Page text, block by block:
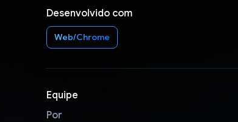
Desenvolvido com
Web/Chrome
Equipe
Por